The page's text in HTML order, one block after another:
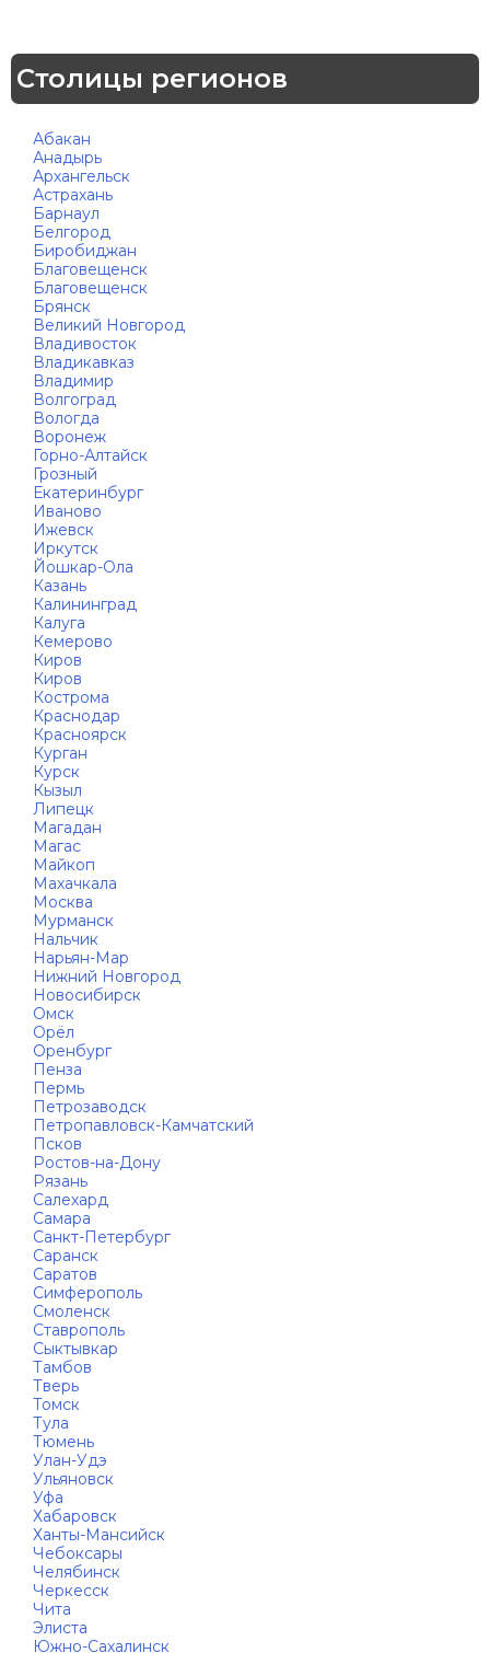
Столицы регионов
Абакан
Анадырь
Архангельск
Астрахань
Барнаул
Белгород
Биробиджан
Благовещенск
Благовещенск
Брянск
Великий Новгород
Владивосток
Владикавказ
Владимир
Волгоград
Вологда
Воронеж
Горно-Алтайск
Грозный
Екатеринбург
Иваново
Ижевск
Иркутск
Йошкар-Ола
Казань
Калининград
Калуга
Кемерово
Киров
Киров
Кострома
Краснодар
Красноярск
Курган
Курск
Кызыл
Липецк
Магадан
Магас
Майкоп
Махачкала
Москва
Мурманск
Нальчик
Нарьян-Мар
Нижний Новгород
Новосибирск
Омск
Орёл
Оренбург
Пенза
Пермь
Петрозаводск
Петропавловск-Камчатский
Псков
Ростов-на-Дону
Рязань
Салехард
Самара
Санкт-Петербург
Саранск
Саратов
Симферополь
Смоленск
Ставрополь
Сыктывкар
Тамбов
Тверь
Томск
Тула
Тюмень
Улан-Удэ
Ульяновск
Уфа
Хабаровск
Ханты-Мансийск
Чебоксары
Челябинск
Черкесск
Чита
Элиста
Южно-Сахалинск